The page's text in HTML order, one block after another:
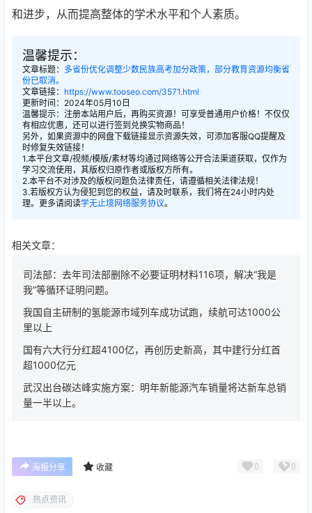
和进步，从而提高整体的学术水平和个人素质。
温馨提示：
文章标题： 多省份优化调整少数民族高考加分政策，部分教育资源均衡省
份已取消。
文章链接： https://www.tooseo.com/3571.html
更新时间：2024年05月10日
温馨提示：注册本站用户后，再购买资源！可享受普通用户价格！不仅仅
有相应优惠，还可以进行签到兑换实物商品！
另外，如果资源中的网盘下载链接显示资源失效，可添加客服QQ提醒及
时修复失效链接！
1.本平台文章/视频/模版/素材等均通过网络等公开合法渠道获取，仅作为
学习交流使用，其版权归原作者或版权方所有。
2.本平台不对涉及的版权问题负法律责任，请遵循相关法律法规！
3.若版权方认为侵犯到您的权益，请及时联系，我们将在24小时内处
理。更多请阅读学无止境网络服务协议。
相关文章：
司法部：去年司法部删除不必要证明材料116项，解决“我是
我”等循环证明问题。
我国自主研制的氢能源市域列车成功试跑，续航可达1000公
里以上
国有六大行分红超4100亿，再创历史新高，其中建行分红首
超1000亿元
武汉出台碳达峰实施方案：明年新能源汽车销量将达新车总销
量一半以上。
海报分享 收藏 0 0
热点资讯